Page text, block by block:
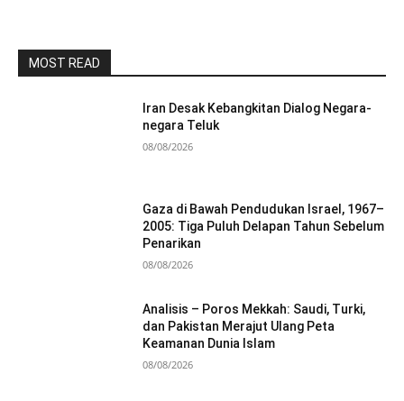
MOST READ
Iran Desak Kebangkitan Dialog Negara-
negara Teluk
08/08/2026
Gaza di Bawah Pendudukan Israel, 1967–
2005: Tiga Puluh Delapan Tahun Sebelum
Penarikan
08/08/2026
Analisis – Poros Mekkah: Saudi, Turki,
dan Pakistan Merajut Ulang Peta
Keamanan Dunia Islam
08/08/2026